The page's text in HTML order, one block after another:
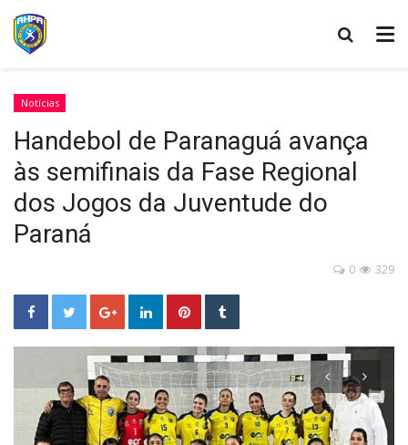
Notícias
Handebol de Paranaguá avança
às semifinais da Fase Regional
dos Jogos da Juventude do
Paraná
329
0